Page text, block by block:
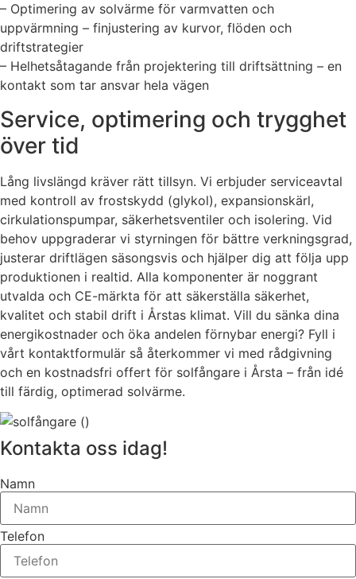
– Optimering av solvärme för varmvatten och
uppvärmning – finjustering av kurvor, flöden och
driftstrategier
– Helhetsåtagande från projektering till driftsättning – en
kontakt som tar ansvar hela vägen
Service, optimering och trygghet
över tid
Lång livslängd kräver rätt tillsyn. Vi erbjuder serviceavtal
med kontroll av frostskydd (glykol), expansionskärl,
cirkulationspumpar, säkerhetsventiler och isolering. Vid
behov uppgraderar vi styrningen för bättre verkningsgrad,
justerar driftlägen säsongsvis och hjälper dig att följa upp
produktionen i realtid. Alla komponenter är noggrant
utvalda och CE-märkta för att säkerställa säkerhet,
kvalitet och stabil drift i Årstas klimat. Vill du sänka dina
energikostnader och öka andelen förnybar energi? Fyll i
vårt kontaktformulär så återkommer vi med rådgivning
och en kostnadsfri offert för solfångare i Årsta – från idé
till färdig, optimerad solvärme.
Kontakta oss idag!
Namn
Telefon